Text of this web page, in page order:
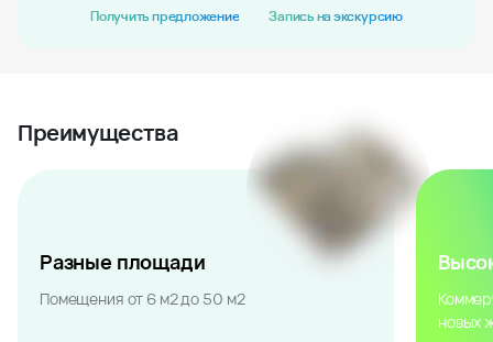
Получить предложение Запись на экскурсию
Преимущества
Разные площади
Помещения от 6 м2 до 50 м2
новых